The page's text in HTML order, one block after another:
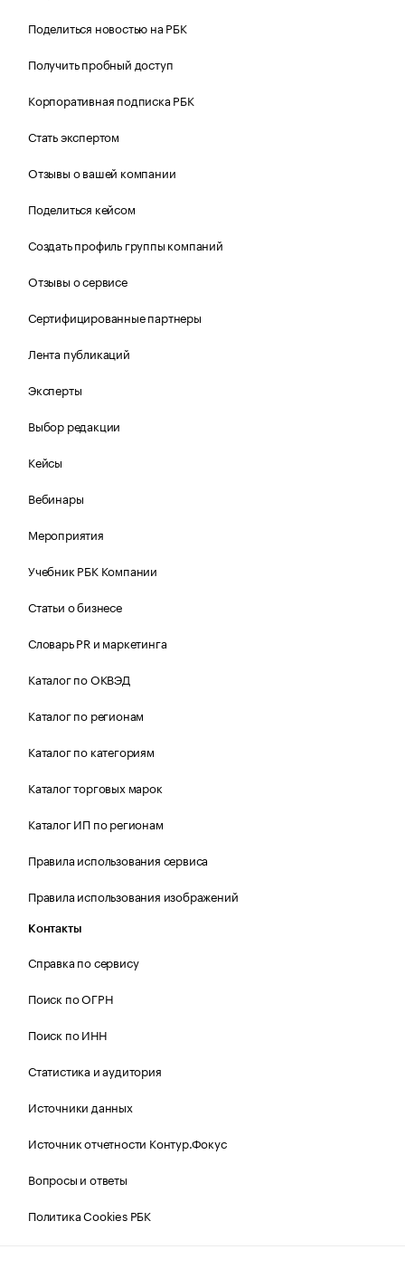
Поделиться новостью на РБК
Получить пробный доступ
Корпоративная подписка РБК
Стать экспертом
Отзывы о вашей компании
Поделиться кейсом
Создать профиль группы компаний
Отзывы о сервисе
Сертифицированные партнеры
Лента публикаций
Эксперты
Выбор редакции
Кейсы
Вебинары
Мероприятия
Учебник РБК Компании
Статьи о бизнесе
Словарь PR и маркетинга
Каталог по ОКВЭД
Каталог по регионам
Каталог по категориям
Каталог торговых марок
Каталог ИП по регионам
Правила использования сервиса
Правила использования изображений
Контакты
Справка по сервису
Поиск по ОГРН
Поиск по ИНН
Статистика и аудитория
Источники данных
Источник отчетности Контур.Фокус
Вопросы и ответы
Политика Cookies РБК